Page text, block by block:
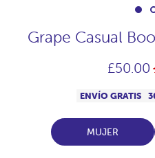
Grape Casual
£50.00
ENVÍO GRATIS
MUJER